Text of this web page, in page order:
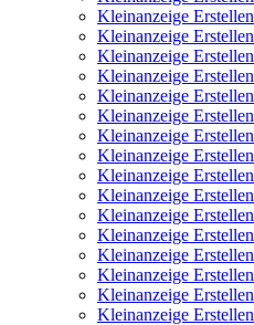
Kleinanzeige Erstellen
Kleinanzeige Erstellen
Kleinanzeige Erstellen
Kleinanzeige Erstellen
Kleinanzeige Erstellen
Kleinanzeige Erstellen
Kleinanzeige Erstellen
Kleinanzeige Erstellen
Kleinanzeige Erstellen
Kleinanzeige Erstellen
Kleinanzeige Erstellen
Kleinanzeige Erstellen
Kleinanzeige Erstellen
Kleinanzeige Erstellen
Kleinanzeige Erstellen
Kleinanzeige Erstellen